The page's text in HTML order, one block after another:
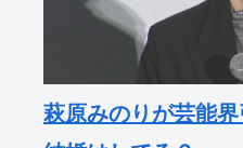
萩原みのりが芸能